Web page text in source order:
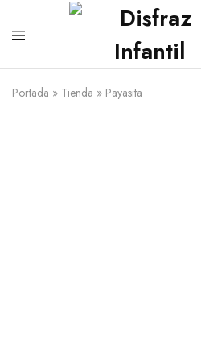
Portada » Tienda » Payasita